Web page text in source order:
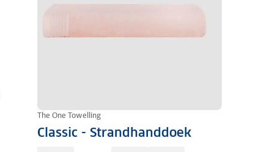
The One Towelling
Classic - Strandhanddoek